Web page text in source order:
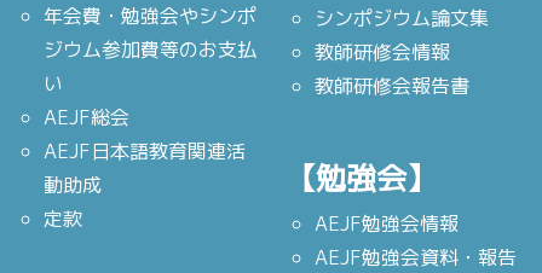
年会費・勉強会やシンポ
ジウム参加費等のお支払
い
AEJF総会
AEJF日本語教育関連活
動助成
定款
シンポジウム論文集
教師研修会情報
教師研修会報告書
【勉強会】
AEJF勉強会情報
AEJF勉強会資料・報告